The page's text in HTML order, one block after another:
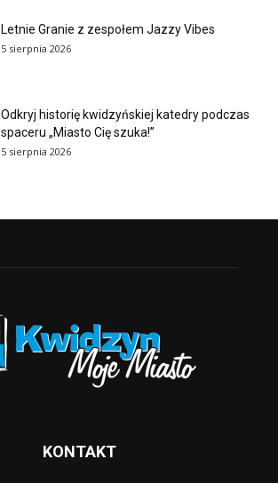
Letnie Granie z zespołem Jazzy Vibes
5 sierpnia 2026
Odkryj historię kwidzyńskiej katedry podczas
spaceru „Miasto Cię szuka!”
5 sierpnia 2026
KONTAKT